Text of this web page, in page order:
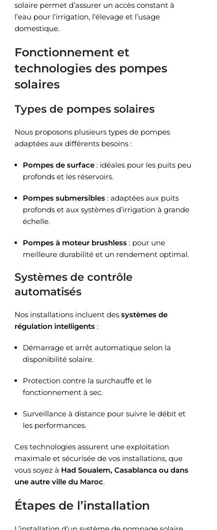
solaire permet d’assurer un accès constant à
l’eau pour l’irrigation, l’élevage et l’usage
domestique.
Fonctionnement et
technologies des pompes
solaires
Types de pompes solaires
Nous proposons plusieurs types de pompes
adaptées aux différents besoins :
Pompes de surface : idéales pour les puits peu
profonds et les réservoirs.
Pompes submersibles : adaptées aux puits
profonds et aux systèmes d’irrigation à grande
échelle.
Pompes à moteur brushless : pour une
meilleure durabilité et un rendement optimal.
Systèmes de contrôle
automatisés
Nos installations incluent des systèmes de
régulation intelligents :
Démarrage et arrêt automatique selon la
disponibilité solaire.
Protection contre la surchauffe et le
fonctionnement à sec.
Surveillance à distance pour suivre le débit et
les performances.
Ces technologies assurent une exploitation
maximale et sécurisée de vos installations, que
vous soyez à Had Soualem, Casablanca ou dans
une autre ville du Maroc.
Étapes de l’installation